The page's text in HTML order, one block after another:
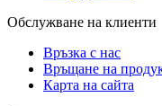
Обслужване на клиенти
Връзка с нас
Връщане на
Карта на сайта